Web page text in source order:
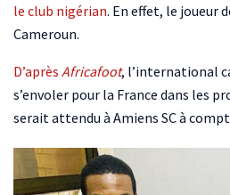
le club nigérian. En effet, le joueur
Cameroun.
D’après Africafoot, l’international
s’envoler pour la France dans les
serait attendu à Amiens SC à